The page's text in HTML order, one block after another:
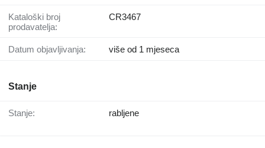
Kataloški broj
prodavatelja:
CR3467
Datum objavljivanja: više od 1 mjeseca
Stanje
Stanje: rabljene